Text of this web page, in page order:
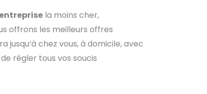
entreprisela moins cher,
offrons les meilleurs offres
chez vous, à domicile, avec
régler tous vos soucis